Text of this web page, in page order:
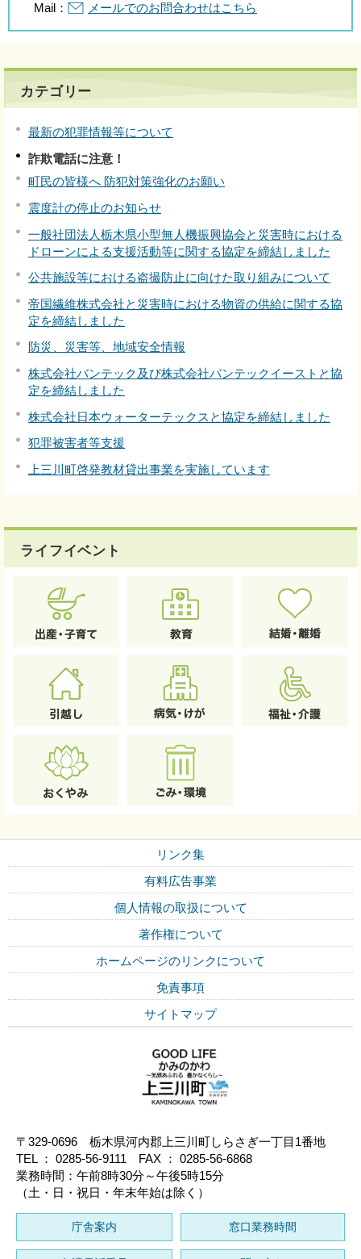
Mail：
メールでのお問合わせはこちら
カテゴリー
最新の犯罪情報等について
詐欺電話に注意！
町民の皆様へ 防犯対策強化のお願い
震度計の停止のお知らせ
一般社団法人栃木県小型無人機振興協会と災害時における
ドローンによる支援活動等に関する協定を締結しました
公共施設等における盗撮防止に向けた取り組みについて
帝国繊維株式会社と災害時における物資の供給に関する協
定を締結しました
防災、災害等、地域安全情報
株式会社バンテック及び株式会社バンテックイーストと協
定を締結しました
株式会社日本ウォーターテックスと協定を締結しました
犯罪被害者等支援
上三川町啓発教材貸出事業を実施しています
ライフイベント
リンク集
有料広告事業
個人情報の取扱について
著作権について
ホームページのリンクについて
免責事項
サイトマップ
〒329-0696 栃木県河内郡上三川町しらさぎ一丁目1番地
TEL ： 0285-56-9111 FAX ： 0285-56-6868
業務時間：午前8時30分～午後5時15分
（土・日・祝日・年末年始は除く）
庁舎案内 窓口業務時間